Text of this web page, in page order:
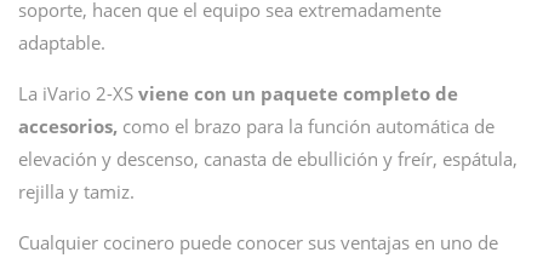
soporte, hacen que el equipo sea extremadamente
adaptable.
La iVario 2-XS viene con un paquete completo de
accesorios, como el brazo para la función automática de
elevación y descenso, canasta de ebullición y freír, espátula,
rejilla y tamiz.
Cualquier cocinero puede conocer sus ventajas en uno de